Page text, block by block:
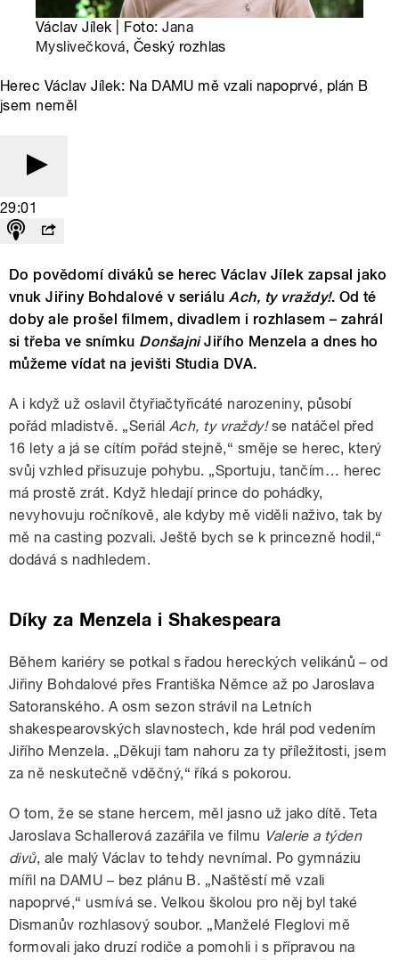
Václav Jílek | Foto:Jana
Myslivečková, Český rozhlas
Herec Václav Jílek: Na DAMU mě vzali napoprvé, plán B
jsem neměl
29:01
Do povědomí diváků se herec Václav Jílek zapsal jako
vnuk Jiřiny Bohdalové v seriáluAch, ty vraždy!. Od té
doby ale prošel filmem, divadlem i rozhlasem – zahrál
si třeba ve snímku DonšajniJiřího Menzela a dnes ho
můžeme vídat na jevišti Studia DVA.
A i když už oslavil čtyřiačtyřicáté narozeniny, působí
pořád mladistvě. „Seriál Ach, ty vraždy!se natáčel před
16 lety a já se cítím pořád stejně,“ směje se herec, který
svůj vzhled přisuzuje pohybu. „Sportuju, tančím… herec
má prostě zrát. Když hledají prince do pohádky,
nevyhovuju ročníkově, ale kdyby mě viděli naživo, tak by
mě na casting pozvali. Ještě bych se k princezně hodil,“
dodává s nadhledem.
Díky za Menzela i Shakespeara
Během kariéry se potkal s řadou hereckých velikánů – od
Jiřiny Bohdalové přes Františka Němce až po Jaroslava
Satoranského. A osm sezon strávil na Letních
shakespearovských slavnostech, kde hrál pod vedením
Jiřího Menzela. „Děkuji tam nahoru za ty příležitosti, jsem
za ně neskutečně vděčný,“ říká s pokorou.
O tom, že se stane hercem, měl jasno už jako dítě. Teta
Jaroslava Schallerová zazářila ve filmu Valerie a týden
divů, ale malý Václav to tehdy nevnímal. Po gymnáziu
mířil na DAMU – bez plánu B. „Naštěstí mě vzali
napoprvé,“ usmívá se. Velkou školou pro něj byl také
Dismanův rozhlasový soubor. „Manželé Fleglovi mě
formovali jako druzí rodiče a pomohli i s přípravou na